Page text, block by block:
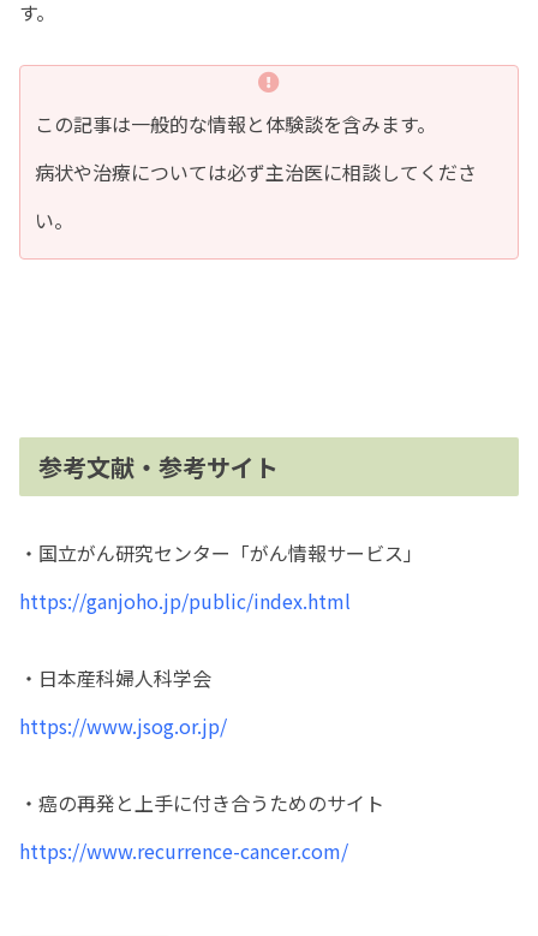
す。
この記事は一般的な情報と体験談を含みます。
病状や治療については必ず主治医に相談してくださ
い。
参考文献・参考サイト
・国立がん研究センター「がん情報サービス」
https://ganjoho.jp/public/index.html
・日本産科婦人科学会
https://www.jsog.or.jp/
・癌の再発と上手に付き合うためのサイト
https://www.recurrence-cancer.com/